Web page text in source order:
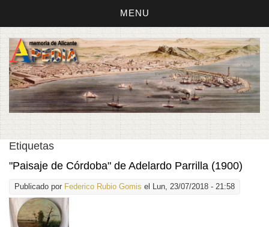
MENU
Etiquetas
"Paisaje de Córdoba" de Adelardo Parrilla (1900)
Publicado por Federico Rubio Gomis el Lun, 23/07/2018 - 21:58